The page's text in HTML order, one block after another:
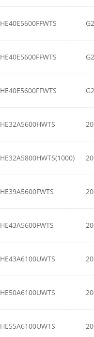
HE40E5600FFWTS
HE40E5600FFWTS
HE40E5600FFWTS
HE32A5600HWTS
HE32A5800HWTS(1000)
HE39A5600FWTS
HE43A5600FWTS
HE43A6100UWTS
HE50A6100UWTS
HE55A6100UWTS